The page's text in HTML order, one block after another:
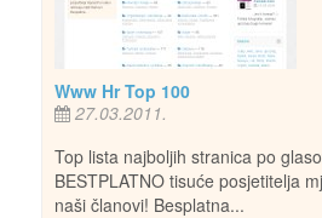
Www Hr Top 100
27.03.2011.
Top lista najboljih stranica po
BESTPLATNO tisuće posjetitelja
naši članovi! Besplatna...